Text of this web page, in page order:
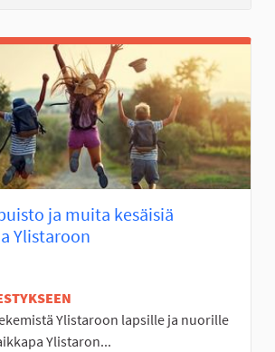
ja muita kesäisiä
Ylistaroon
Ylistaroon lapsille ja nuorille
Ylistaron...